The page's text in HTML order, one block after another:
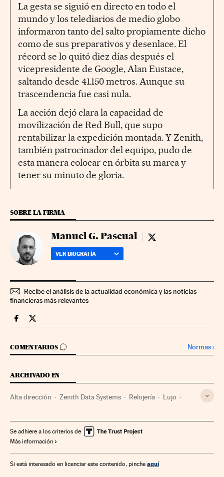
La gesta se siguió en directo en todo el
mundo y los telediarios de medio globo
informaron tanto del salto propiamente dicho
como de sus preparativos y desenlace. El
récord se lo quitó diez días después el
vicepresidente de Google, Alan Eustace,
saltando desde 41.150 metros. Aunque su
trascendencia fue casi nula.
La acción dejó clara la capacidad de
movilización de Red Bull, que supo
rentabilizar la expedición montada. Y Zenith,
también patrocinador del equipo, pudo de
esta manera colocar en órbita su marca y
tener su minuto de gloria.
SOBRE LA FIRMA
Manuel G. Pascual Manuel G. Pascual
VER BIOGRAFÍA
Recibe el análisis de la actualidad económica y las noticias
financieras más relevantes
Fortunas Cinco Días en Facebook
Fortunas Cinco Días en Twitter
COMENTARIOS
IR A LOS COMENTARIOS Normas›
ARCHIVADO EN
Alta dirección Zenith Data Systems Relojería Lujo
Estilo vida Industria Gestión empresarial
Se adhiere a los criterios de
Más información
Si está interesado en licenciar este contenido, pinche aquí